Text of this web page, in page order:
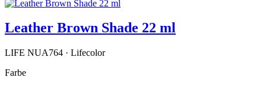
Leather Brown Shade 22 ml
LIFE NUA764 · Lifecolor
Farbe